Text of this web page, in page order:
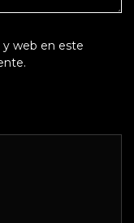
web en este